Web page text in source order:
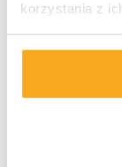
korzystania z
75 €
Zaloguj się,